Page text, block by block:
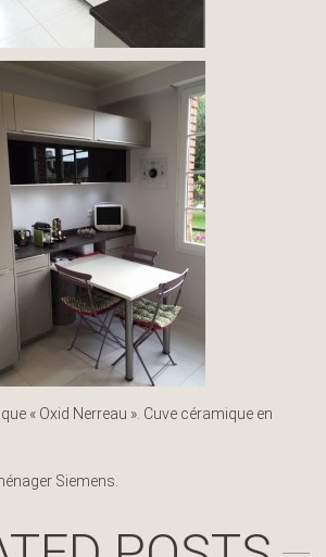
« Oxid Nerreau ». Cuve céramique en
Siemens